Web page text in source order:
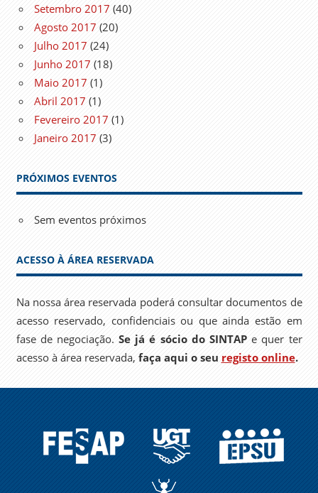
Setembro 2017 (40)
Agosto 2017 (20)
Julho 2017 (24)
Junho 2017 (18)
Maio 2017 (1)
Abril 2017 (1)
Fevereiro 2017 (1)
Janeiro 2017 (3)
PRÓXIMOS EVENTOS
Sem eventos próximos
ACESSO À ÁREA RESERVADA
Na nossa área reservada poderá consultar documentos de
acesso reservado, confidenciais ou que ainda estão em
fase de negociação.Se já é sócio do SINTAPe quer ter
acesso à área reservada, faça aqui o seu registo online.
FESAP UGT EPSU
A